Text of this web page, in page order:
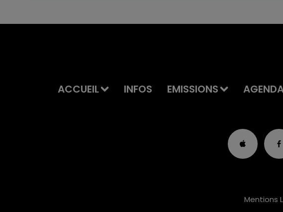
ACCUEIL INFOS EMISSIONS
Mentions